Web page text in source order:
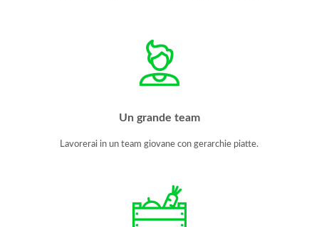
Un grande team
Lavorerai in un team giovane con gerarchie piatte.